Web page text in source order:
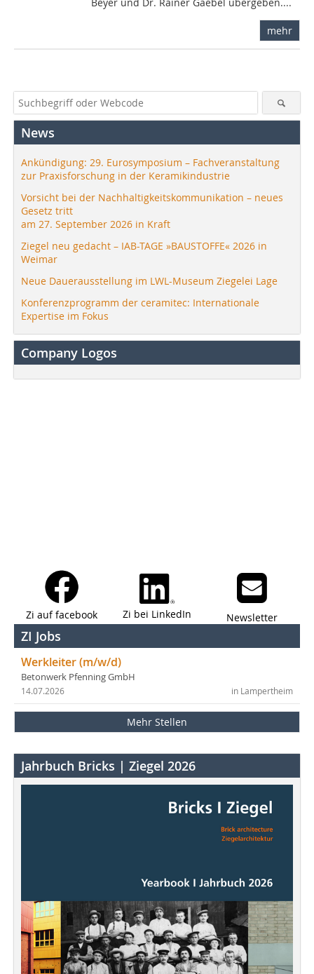
mehr
News
Ankündigung: 29. Eurosymposium – Fachveranstaltung
zur Praxisforschung in der Keramikindustrie
Vorsicht bei der Nachhaltigkeitskommunikation – neues
Gesetz tritt
am 27. September 2026 in Kraft
Ziegel neu gedacht – IAB-TAGE »BAUSTOFFE« 2026 in
Weimar
Neue Dauerausstellung im LWL-Museum Ziegelei Lage
Konferenzprogramm der ceramitec: Internationale
Expertise im Fokus
Company Logos
Zi auf facebook Zi bei LinkedIn Newsletter
ZI Jobs
Werkleiter (m/w/d)
Betonwerk Pfenning GmbH
in Lampertheim
14.07.2026
Mehr Stellen
Jahrbuch Bricks | Ziegel 2026